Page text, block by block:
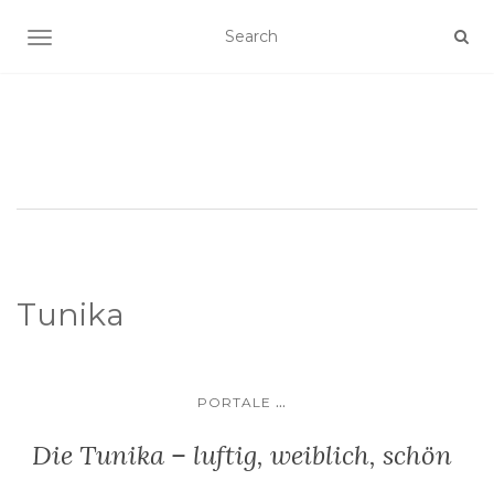
SCHALTE NAVIGATION
Tunika
PORTALE ...
Die Tunika – luftig, weiblich, schön